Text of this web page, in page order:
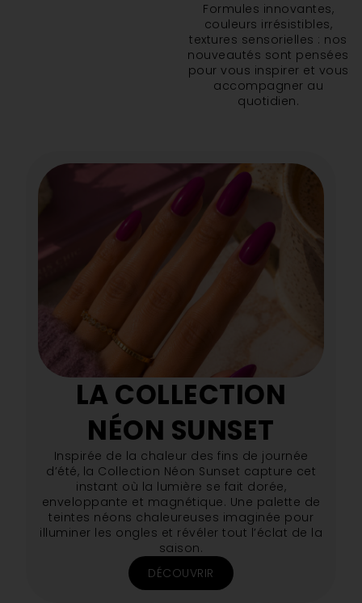
Formules innovantes,
couleurs irrésistibles,
textures sensorielles : nos
nouveautés sont pensées
pour vous inspirer et vous
accompagner au
quotidien.
LA COLLECTION
NÉON SUNSET
Inspirée de la chaleur des fins de journée
d’été, la Collection Néon Sunset capture cet
instant où la lumière se fait dorée,
enveloppante et magnétique. Une palette de
teintes néons chaleureuses imaginée pour
illuminer les ongles et révéler tout l’éclat de la
saison.
DÉCOUVRIR